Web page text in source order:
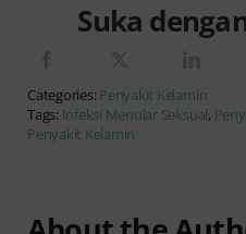
Suka
Categories: Penyakit Kelamin
Tags: Infeksi Menular Seksual,
Penyakit Kelamin